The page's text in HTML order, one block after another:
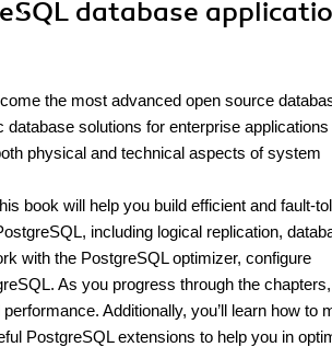
database
the most advanced open source
solutions for enterprise
physical and technical aspects of system
book will help you build efficient and fault-
including logical replication,
with the PostgreSQL optimizer, configure
As you progress through the chapters,
Additionally, you’ll learn how to
PostgreSQL extensions to help you in